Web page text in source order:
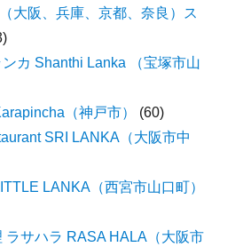
大阪、兵庫、京都、奈良）ス
カ Shanthi Lanka （宝塚市山
（神戸市）
(60)
SRI LANKA（大阪市中
LANKA（西宮市山口町）
ラサハラ RASA HALA（大阪市